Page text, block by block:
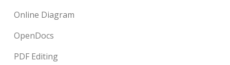
Online Diagram
OpenDocs
PDF Editing